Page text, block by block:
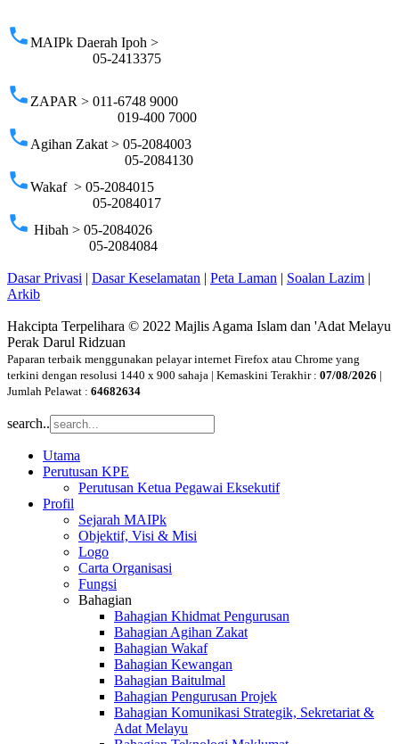
phoneMAIPk Daerah Ipoh >
05-2413375
phone ZAPAR > 011-6748 9000
019-400 7000
phone Agihan Zakat > 05-2084003
05-2084130
phoneWakaf > 05-2084015
05-2084017
phone Hibah > 05-2084026
05-2084084
Dasar Privasi | Dasar Keselamatan | Peta Laman | Soalan Lazim |
Arkib
Hakcipta Terpelihara © 2022 Majlis Agama Islam dan 'Adat Melayu
Perak Darul Ridzuan
Paparan terbaik menggunakan pelayar internet Firefox atau Chrome yang
terkini dengan resolusi 1440 x 900 sahaja | Kemaskini Terakhir : 07/08/2026 |
Jumlah Pelawat : 64682634
search..
Utama
Perutusan KPE
Perutusan Ketua Pegawai Eksekutif
Profil
Sejarah MAIPk
Objektif, Visi & Misi
Logo
Carta Organisasi
Fungsi
Bahagian
Bahagian Khidmat Pengurusan
Bahagian Agihan Zakat
Bahagian Wakaf
Bahagian Kewangan
Bahagian Baitulmal
Bahagian Pengurusan Projek
Bahagian Komunikasi Strategik, Sekretariat &
Adat Melayu